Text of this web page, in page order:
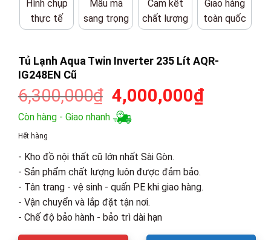
Hình chụp
thực tế
Mẫu mã
sang trọng
Cam kết
chất lượng
Giao hàng
toàn quốc
Tủ Lạnh Aqua Twin Inverter 235 Lít AQR-
IG248EN Cũ
6,300,000₫ Giá
gốc
là:
4,000,000₫Giá
Còn hàng - Giao nhanh
Hết hàng
- Kho đồ nội thất cũ lớn nhất Sài Gòn.
- Sản phẩm chất lượng luôn được đảm bảo.
- Tân trang - vệ sinh - quấn PE khi giao hàng.
- Vận chuyển và lắp đặt tận nơi.
- Chế độ bảo hành - bảo trì dài hạn